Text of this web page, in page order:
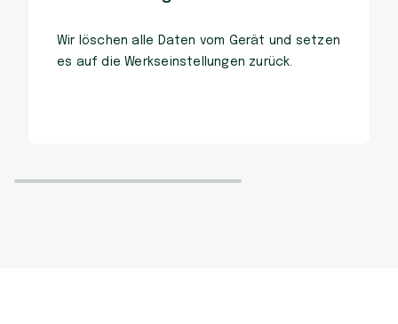
Wir löschen alle Daten vom Gerät und setzen
es auf die Werkseinstellungen zurück.